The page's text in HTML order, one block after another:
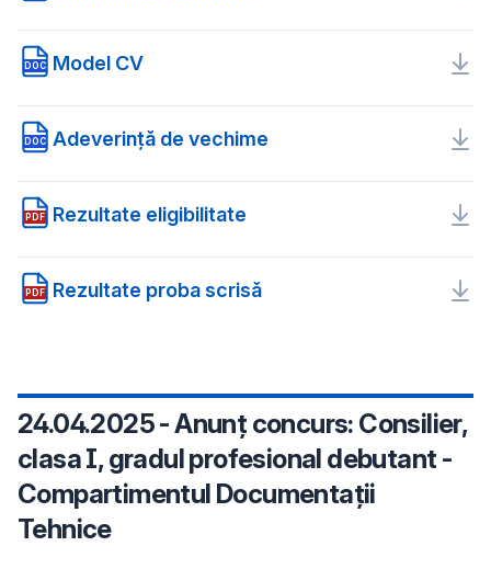
DOC Model CV
DOC Adeverință de vechime
PDF Rezultate eligibilitate
PDF Rezultate proba scrisă
24.04.2025 - Anunț concurs: Consilier,
clasa I, gradul profesional debutant -
Compartimentul Documentații
Tehnice